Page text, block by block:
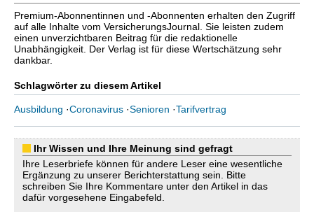
Premium-Abonnentinnen und -Abonnenten erhalten den Zugriff
auf alle Inhalte vom VersicherungsJournal. Sie leisten zudem
einen unverzichtbaren Beitrag für die redaktionelle
Unabhängigkeit. Der Verlag ist für diese Wertschätzung sehr
dankbar.
Schlagwörter zu diesem Artikel
Ausbildung ·Coronavirus ·Senioren ·Tarifvertrag
Ihr Wissen und Ihre Meinung sind gefragt
Ihre Leserbriefe können für andere Leser eine wesentliche
Ergänzung zu unserer Berichterstattung sein. Bitte
schreiben Sie Ihre Kommentare unter den Artikel in das
dafür vorgesehene Eingabefeld.